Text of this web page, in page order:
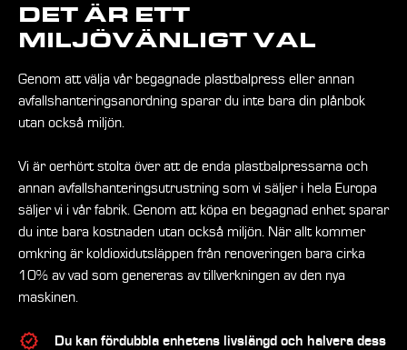
DET ÄR ETT
MILJÖVÄNLIGT VAL
Genom att välja vår begagnade plastbalpress eller annan
avfallshanteringsanordning sparar du inte bara din plånbok
utan också miljön.
Vi är oerhört stolta över att de enda plastbalpressarna och
annan avfallshanteringsutrustning som vi säljer i hela Europa
säljer vi i vår fabrik. Genom att köpa en begagnad enhet sparar
du inte bara kostnaden utan också miljön. När allt kommer
omkring är koldioxidutsläppen från renoveringen bara cirka
10% av vad som genereras av tillverkningen av den nya
maskinen.
Du kan fördubbla enhetens livslängd och halvera dess